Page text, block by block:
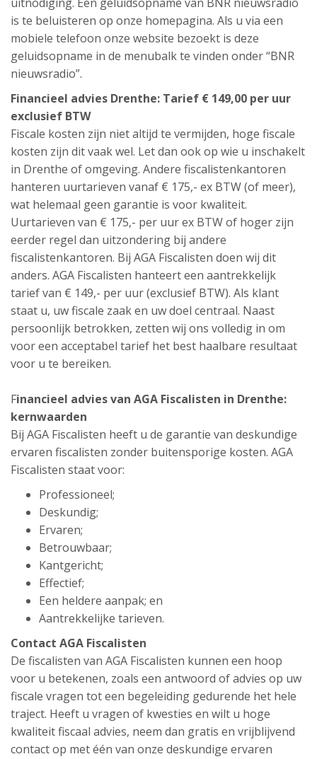
is te beluisteren op onze homepagina. Als u via een
mobiele telefoon onze website bezoekt is deze
geluidsopname in de menubalk te vinden onder “BNR
nieuwsradio”.
Financieel advies Drenthe: Tarief € 149,00 per uur
exclusief BTW
Fiscale kosten zijn niet altijd te vermijden, hoge fiscale
kosten zijn dit vaak wel. Let dan ook op wie u inschakelt
in Drenthe of omgeving. Andere fiscalistenkantoren
hanteren uurtarieven vanaf € 175,- ex BTW (of meer),
wat helemaal geen garantie is voor kwaliteit.
Uurtarieven van € 175,- per uur ex BTW of hoger zijn
eerder regel dan uitzondering bij andere
fiscalistenkantoren. Bij AGA Fiscalisten doen wij dit
anders. AGA Fiscalisten hanteert een aantrekkelijk
tarief van € 149,- per uur (exclusief BTW). Als klant
staat u, uw fiscale zaak en uw doel centraal. Naast
persoonlijk betrokken, zetten wij ons volledig in om
voor een acceptabel tarief het best haalbare resultaat
voor u te bereiken.
Financieel advies van AGA Fiscalisten in Drenthe:
kernwaarden
Bij AGA Fiscalisten heeft u de garantie van deskundige
ervaren fiscalisten zonder buitensporige kosten. AGA
Fiscalisten staat voor:
Professioneel;
Deskundig;
Ervaren;
Betrouwbaar;
Kantgericht;
Effectief;
Een heldere aanpak; en
Aantrekkelijke tarieven.
Contact AGA Fiscalisten
De fiscalisten van AGA Fiscalisten kunnen een hoop
voor u betekenen, zoals een antwoord of advies op uw
fiscale vragen tot een begeleiding gedurende het hele
traject. Heeft u vragen of kwesties en wilt u hoge
kwaliteit fiscaal advies, neem dan gratis en vrijblijvend
contact op met één van onze deskundige ervaren